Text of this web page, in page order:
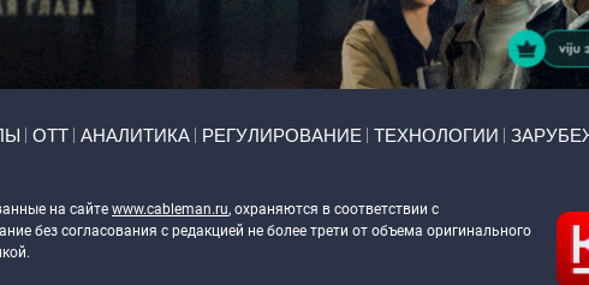
ОТТ АНАЛИТИКА РЕГУЛИРОВАНИЕ ТЕХНОЛОГИИ
на сайте www.cableman.ru, охраняются в соответствии с
без согласования с редакцией не более трети от объема оригинального